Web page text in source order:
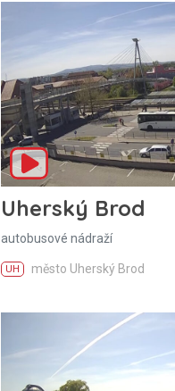
Uherský Brod
autobusové nádraží
UH město Uherský Brod